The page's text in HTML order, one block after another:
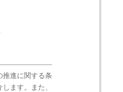
推進に関する条
ます。また、